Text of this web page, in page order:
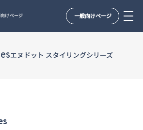
一般向けページ
エヌドット スタイリングシリーズ